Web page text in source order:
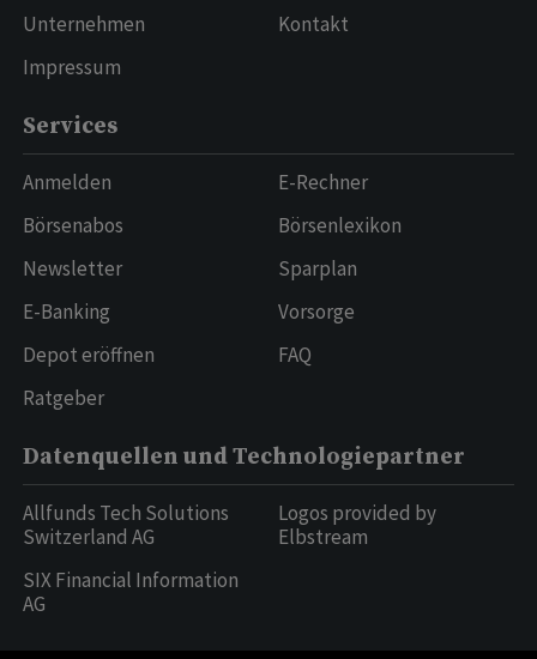
Unternehmen
Impressum
Kontakt
Services
Anmelden
Börsenabos
Newsletter
E-Banking
Depot eröffnen
Ratgeber
E-Rechner
Börsenlexikon
Sparplan
Vorsorge
FAQ
Datenquellen und Technologiepartner
Allfunds Tech Solutions
Switzerland AG
SIX Financial Information
AG
Logos provided by
Elbstream